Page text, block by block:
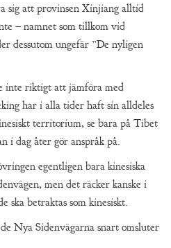
sig att provinsen Xinjiang alltid
– namnet som tillkom vid
dessutom ungefär ”De nyligen
inte riktigt att jämföra med
har i alla tider haft sin alldeles
territorium, se bara på Tibet
i dag åter gör anspråk på.
egentligen bara kinesiska
men det räcker kanske i
ska betraktas som kinesiskt.
Nya Sidenvägarna snart omsluter